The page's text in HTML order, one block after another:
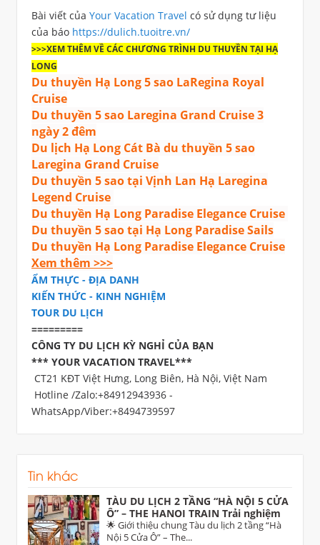
Bài viết của Your Vacation Travel có sử dụng tư liệu
của báo https://dulich.tuoitre.vn/
>>>XEM THÊM VỀ CÁC CHƯƠNG TRÌNH DU THUYỀN TẠI HẠ
LONG
Du thuyền Hạ Long 5 sao LaRegina Royal
Cruise
Du thuyền 5 sao Laregina Grand Cruise 3
ngày 2 đêm
Du lịch Hạ Long Cát Bà du thuyền 5 sao
Laregina Grand Cruise
Du thuyền 5 sao tại Vịnh Lan Hạ Laregina
Legend Cruise
Du thuyền Hạ Long Paradise Elegance Cruise
Du thuyền 5 sao tại Hạ Long Paradise Sails
Du thuyền Hạ Long Paradise Elegance Cruise
Xem thêm >>>
ẨM THỰC - ĐỊA DANH
KIẾN THỨC - KINH NGHIỆM
TOUR DU LỊCH
=========
CÔNG TY DU LỊCH KỲ NGHỈ CỦA BẠN
*** YOUR VACATION TRAVEL***
CT21 KĐT Việt Hưng, Long Biên, Hà Nội, Việt Nam
Hotline /Zalo:+84912943936 -
WhatsApp/Viber:+8494739597
Tin khác
TÀU DU LỊCH 2 TẦNG “HÀ NỘI 5 CỬA
Ô” – THE HANOI TRAIN Trải nghiệm
di sản độc đáo dịp 30/4 trên tuyến Hà
Nội – Từ Sơn (Bắc Ninh)
🌟 Giới thiệu chung Tàu du lịch 2 tầng “Hà
Nội 5 Cửa Ô” – The...